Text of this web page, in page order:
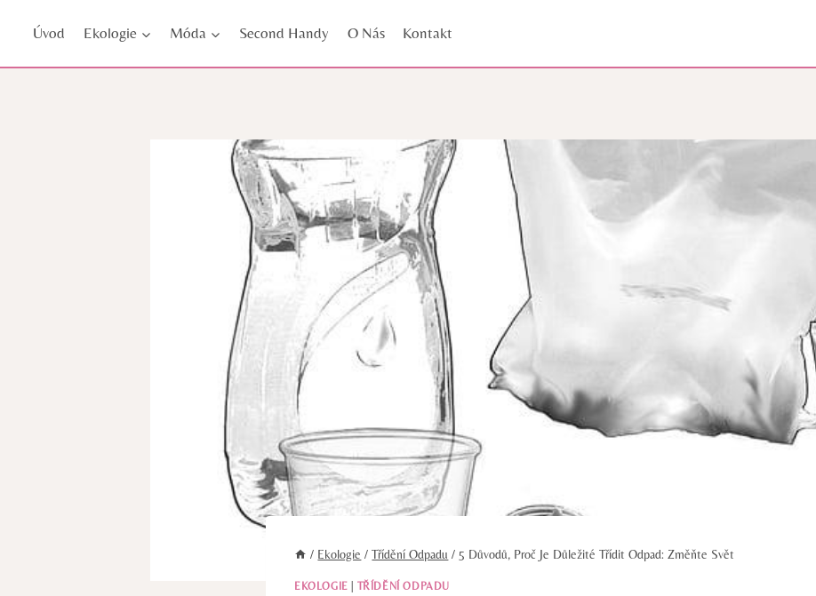
Úvod Ekologie Móda Second Handy O Nás Kontakt
/ Ekologie / Třídění Odpadu / 5 Důvodů, Proč Je Důležité Třídit Odpad: Změňte Svět
EKOLOGIE TŘÍDĚNÍ ODPADU